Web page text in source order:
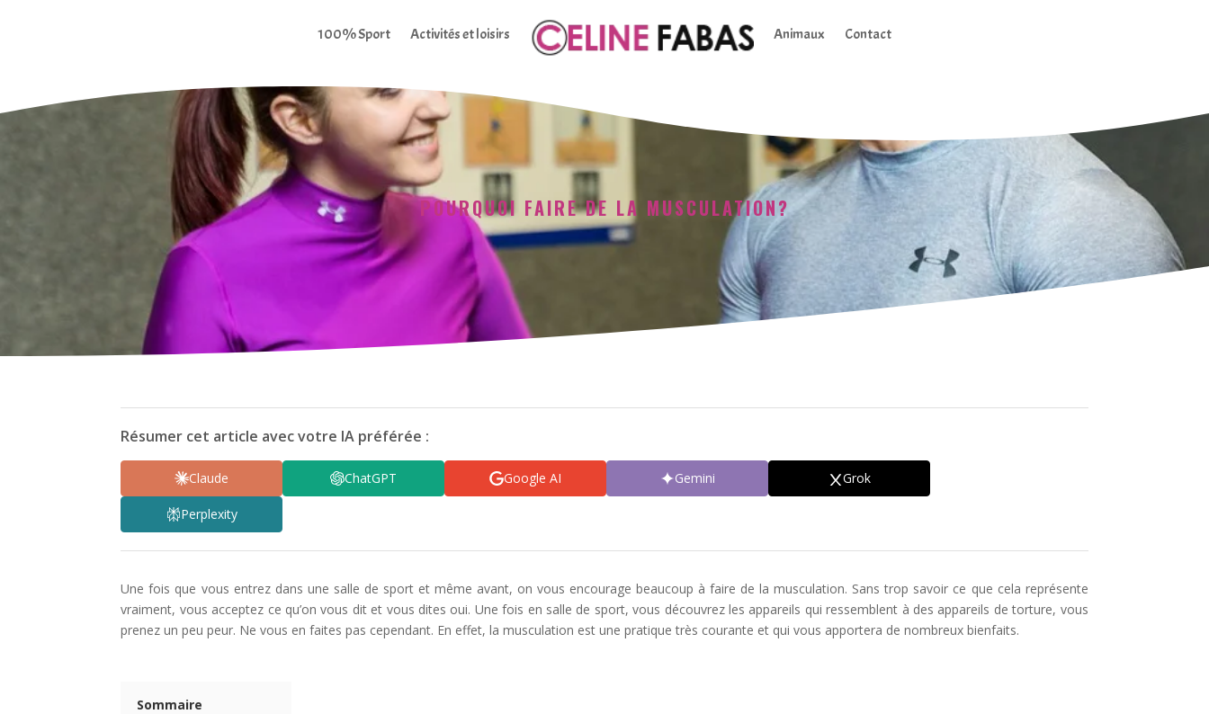
100% Sport Activités et loisirs Animaux Contact
POURQUOI FAIRE DE LA MUSCULATION?
Résumer cet article avec votre IA préférée :
Claude ChatGPT Google AI Gemini Grok
Perplexity
Une fois que vous entrez dans une salle de sport et même avant, on vous encourage beaucoup à faire de la musculation. Sans trop savoir ce que cela représente
vraiment, vous acceptez ce qu’on vous dit et vous dites oui. Une fois en salle de sport, vous découvrez les appareils qui ressemblent à des appareils de torture, vous
prenez un peu peur. Ne vous en faites pas cependant. En effet, la musculation est une pratique très courante et qui vous apportera de nombreux bienfaits.
Sommaire